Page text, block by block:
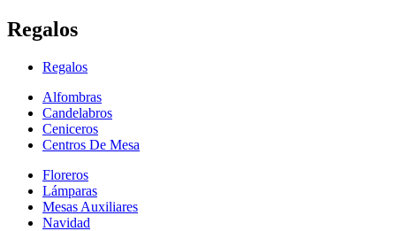
Regalos
Regalos
Alfombras
Candelabros
Ceniceros
Centros De Mesa
Floreros
Lámparas
Mesas Auxiliares
Navidad